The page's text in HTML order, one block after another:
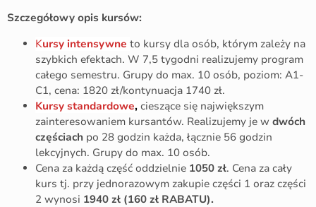
Szczegółowy opis kursów:
Kursy intensywne to kursy dla osób, którym zależy na
szybkich efektach. W 7,5 tygodni realizujemy program
całego semestru. Grupy do max. 10 osób, poziom: A1-
C1, cena: 1820 zł/kontynuacja 1740 zł.
Kursy standardowe, cieszące się największym
zainteresowaniem kursantów. Realizujemy je w dwóch
częściach po 28 godzin każda, łącznie 56 godzin
lekcyjnych. Grupy do max. 10 osób.
Cena za każdą część oddzielnie 1050 zł. Cena za cały
kurs tj. przy jednorazowym zakupie części 1 oraz części
2 wynosi 1940 zł (160 zł RABATU).